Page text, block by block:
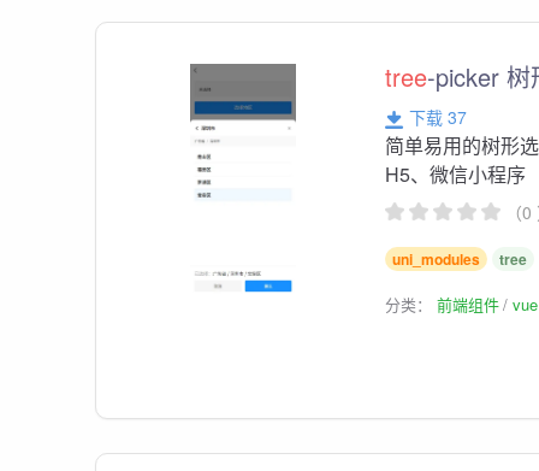
tree-picker
下载 37
简单易用的树形
H5、微信小程序
（
uni_modules tree
分类：前端组件